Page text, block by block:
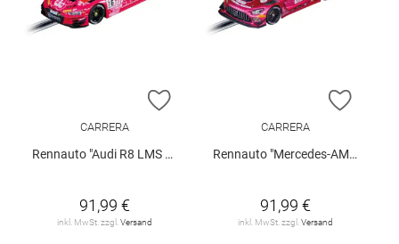
ZUR WUNSCHLISTE HINZUFÜGEN
CARRERA
Rennauto "Audi R8 LMS GT3 evo II"
91,99 €
inkl. MwSt. zzgl. Versand
ZUR
CARRERA
Rennauto "Mercedes-AMG GT3 Evo"
91,99 €
inkl. MwSt. zzgl. Versand